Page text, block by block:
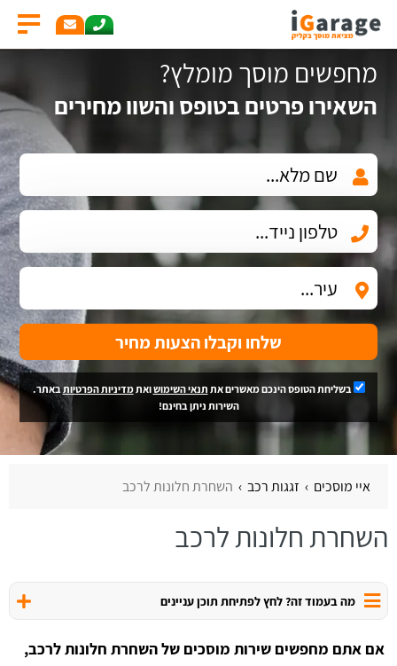
מחפשים מוסך מומלץ?
השאירו פרטים בטופס והשוו מחירים
שלחו וקבלו הצעות מחיר
בשליחת הטופס הינכם מאשרים את תנאי השימושואתמדיניות הפרטיותבאתר.
השירות ניתן בחינם!
איי מוסכים זגגות רכב השחרת חלונות לרכב
השחרת חלונות לרכב
מה בעמוד זה? לחץ לפתיחת תוכן עניינים
אם אתם מחפשים שירות מוסכים של השחרת חלונות לרכב,